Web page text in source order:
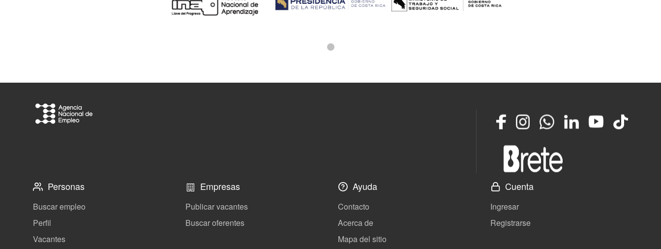
FacebookInstagramWhatsappLinkedInYouTube
TikTok
Personas
Buscar empleo
Perfil
Vacantes
Empresas
Publicar vacantes
Buscar oferentes
Ayuda
Contacto
Acerca de
Mapa del sitio
Cuenta
Ingresar
Registrarse